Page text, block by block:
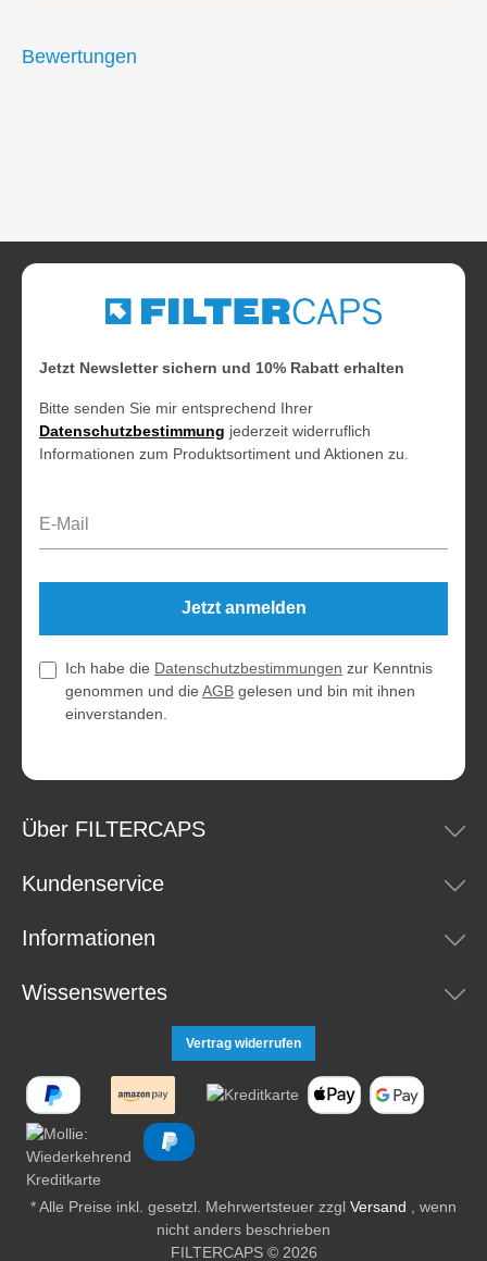
Bewertungen
Jetzt Newsletter sichern und 10% Rabatt erhalten
Bitte senden Sie mir entsprechend Ihrer
Datenschutzbestimmung jederzeit widerruflich
Informationen zum Produktsortiment und Aktionen zu.
Jetzt anmelden
Ich habe die Datenschutzbestimmungen zur Kenntnis
genommen und die AGB gelesen und bin mit ihnen
einverstanden.
Über FILTERCAPS
Kundenservice
Informationen
Wissenswertes
Vertrag widerrufen
FILTERCAPS © 2026
* Alle Preise inkl. gesetzl. Mehrwertsteuer zzgl Versand , wenn
nicht anders beschrieben